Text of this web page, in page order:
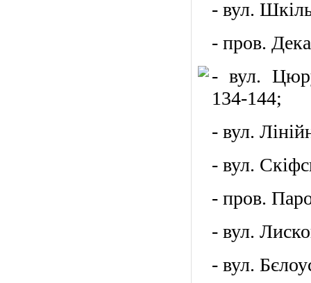
- вул.
- пров.
- вул.
134-144;
- вул.
- вул.
- пров.
- вул.
- вул.